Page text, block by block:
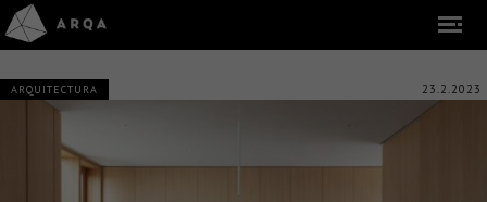
ARQUITECTURA 23.2.2023